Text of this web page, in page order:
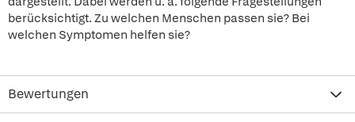
berücksichtigt. Zu welchen Menschen passen sie? Bei
welchen Symptomen helfen sie?
Bewertungen